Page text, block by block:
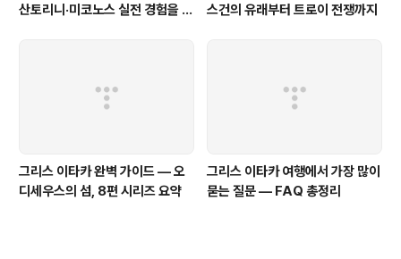
산토리니·미코노스 실전 경험을 바
스건의 유래부터 트로이 전쟁까지
그리스 이타카 완벽 가이드 — 오
디세우스의 섬, 8편 시리즈 요약
그리스 이타카 여행에서 가장 많이
묻는 질문 — FAQ 총정리